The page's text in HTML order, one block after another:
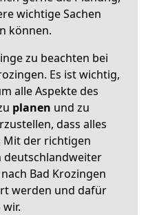
wichtige Sachen
können.
zu beachten bei
Es ist wichtig,
alle Aspekte des
planen und zu
dass alles
der richtigen
deutschlandweiter
Bad Krozingen
werden und dafür